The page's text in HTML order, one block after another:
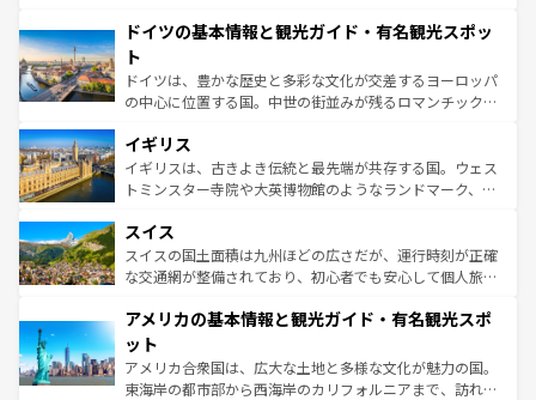
せる。地方によって風土や気候が異なるスペインはその個
ンテンツ一覧 を参照してほしい。
で、幅広い魅力が詰まっている。華麗な宮殿、歴史的な大
聖堂、美しいビーチ、そして豊かな自然が、訪れる者を心
から魅了する。また、フランスは美食の国としても知ら
れ、フランス料理はユネスコ無形文化遺産にも登録されて
香り高いラベンダー畑など、多彩な楽しみ方が可能だ。さ
らに、パリ以外の地域にも魅力が溢れており、どの街角に
も豊かな歴史と文化が息づいている。パリ以外の個性あふ
を参照してほしい。
ドイツの基本情報と観光ガイド・有名観光スポッ
ト
ドイツは、豊かな歴史と多彩な文化が交差するヨーロッパ
の中心に位置する国。中世の街並みが残るロマンチック街
顔を持つこの国は、どこを歩いても飽きることがない。ベ
ルリンの文化的活気、バイエルン州のアルプスの絶景、そ
してライン川沿いのワイン畑といった風景は必見。ビール
は、お酒好きな人にはぜひ体験してほしい。 なお、新着の
ドイツ情報はコンテンツ一覧を参照してほしい。
イギリス
イギリスは、古きよき伝統と最先端が共存する国。ウェス
トミンスター寺院や大英博物館のようなランドマーク、歴
リアごとに異なる魅力がある。また、優雅なアフタヌーン
ティー、ビール好きにはたまらない英国パブ、サッカー観
戦など、本場だからこそできる体験も豊富。イギリスを旅
ンツ一覧を参照してほしい。
スイス
スイスの国土面積は九州ほどの広さだが、運行時刻が正確
な交通網が整備されており、初心者でも安心して個人旅行
の建物がそのまま残る町や、スイスならではのユニークな
博物館もあり、アルプス観光だけでなく町歩きも満喫する
ことができる。国民の所得が高いため物価も高いが、旅行
者向けの交通パス提供のサービスもあり、うまく活用すれ
アメリカの基本情報と観光ガイド・有名観光スポ
ット
アメリカ合衆国は、広大な土地と多様な文化が魅力の国。
東海岸の都市部から西海岸のカリフォルニアまで、訪れる